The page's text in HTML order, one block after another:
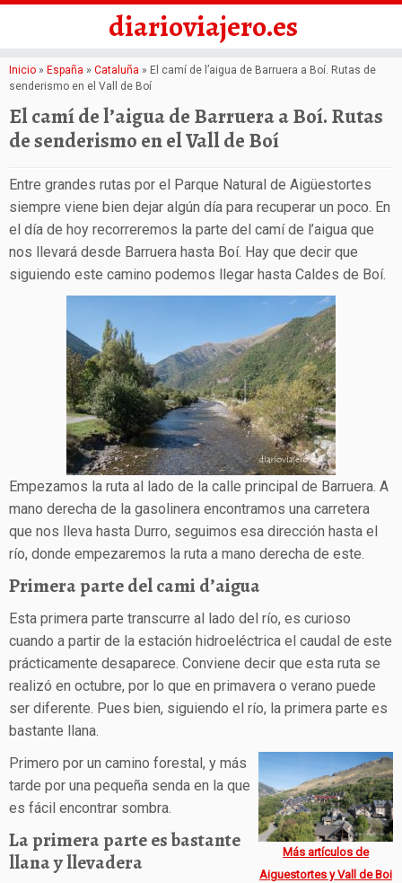
Saltar
al
contenido
diarioviajero.es
Inicio » España » Cataluña » El camí de l’aigua de Barruera a Boí. Rutas de
senderismo en el Vall de Boí
El camí de l’aigua de Barruera a Boí. Rutas
de senderismo en el Vall de Boí
Entre grandes rutas por el Parque Natural de Aigüestortes
siempre viene bien dejar algún día para recuperar un poco. En
el día de hoy recorreremos la parte del camí de l’aigua que
nos llevará desde Barruera hasta Boí. Hay que decir que
siguiendo este camino podemos llegar hasta Caldes de Boí.
Empezamos la ruta al lado de la calle principal de Barruera. A
mano derecha de la gasolinera encontramos una carretera
que nos lleva hasta Durro, seguimos esa dirección hasta el
río, donde empezaremos la ruta a mano derecha de este.
Primera parte del cami d’aigua
Esta primera parte transcurre al lado del río, es curioso
cuando a partir de la estación hidroeléctrica el caudal de este
prácticamente desaparece. Conviene decir que esta ruta se
realizó en octubre, por lo que en primavera o verano puede
ser diferente. Pues bien, siguiendo el río, la primera parte es
bastante llana.
Más artículos de
Aiguestortes y Vall de Boi
Primero por un camino forestal, y más
tarde por una pequeña senda en la que
es fácil encontrar sombra.
La primera parte es bastante
llana y llevadera